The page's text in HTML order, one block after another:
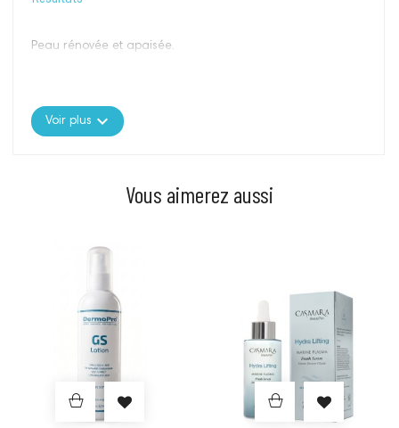
Peau rénovée et apaisée.
en acides gras oméga-3, en vitamines et en antioxydants,
inflammatoires peuvent aider à apaiser les peaux irritées
EXTRAIT D'ALOE VERA : L'aloe vera est un
ingrédient cosmétique qui présente de multiples bienfaits
pour la peau. Il aide à apaiser les irritations cutanées, à
réduire les inflammations, à soulager la peau après une
exposition au soleil et possède une action cicatrisante
Voir plus expand_more
Vous aimerez aussi